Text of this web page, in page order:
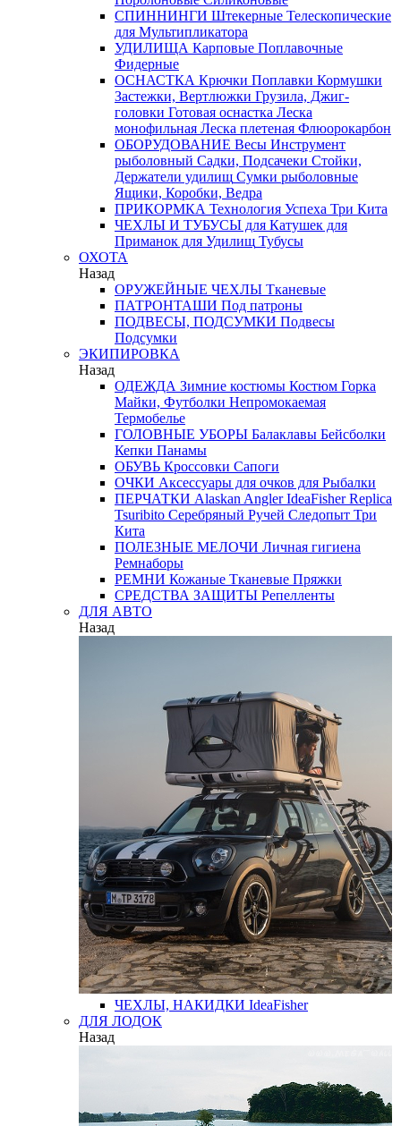
СПИННИНГИ Штекерные Телескопические
для Мультипликатора
УДИЛИЩА Карповые Поплавочные
Фидерные
ОСНАСТКА Крючки Поплавки Кормушки
Застежки, Вертлюжки Грузила, Джиг-
головки Готовая оснастка Леска
монофильная Леска плетеная Флюорокарбон
ОБОРУДОВАНИЕ Весы Инструмент
рыболовный Садки, Подсачеки Стойки,
Держатели удилищ Сумки рыболовные
Ящики, Коробки, Ведра
ПРИКОРМКА Технология Успеха Три Кита
ЧЕХЛЫ И ТУБУСЫ для Катушек для
Приманок для Удилищ Тубусы
ОХОТА
Назад
ОРУЖЕЙНЫЕ ЧЕХЛЫ Тканевые
ПАТРОНТАШИ Под патроны
ПОДВЕСЫ, ПОДСУМКИ Подвесы
Подсумки
ЭКИПИРОВКА
Назад
ОДЕЖДА Зимние костюмы Костюм Горка
Майки, Футболки Непромокаемая
Термобелье
ГОЛОВНЫЕ УБОРЫ Балаклавы Бейсболки
Кепки Панамы
ОБУВЬ Кроссовки Сапоги
ОЧКИ Аксессуары для очков для Рыбалки
ПЕРЧАТКИ Alaskan AnglerIdeaFisherReplica
Tsuribito Серебряный Ручей Следопыт Три
Кита
ПОЛЕЗНЫЕ МЕЛОЧИ Личная гигиена
Ремнаборы
РЕМНИ Кожаные Тканевые Пряжки
СРЕДСТВА ЗАЩИТЫ Репелленты
ДЛЯ АВТО
Назад
ЧЕХЛЫ, НАКИДКИ IdeaFisher
ДЛЯ ЛОДОК
Назад